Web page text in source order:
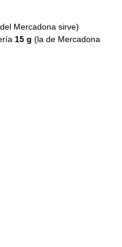
Mercadona sirve)
15 g (la de Mercadona